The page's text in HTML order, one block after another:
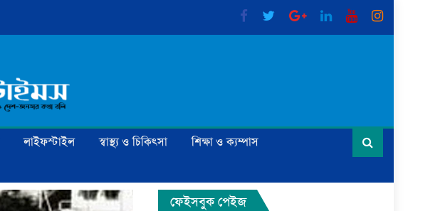
লাইফস্টাইল স্বাস্থ্য ও চিকিৎসা
শিক্ষা ও ক্যম্পাস
ফেইসবুক পেইজ